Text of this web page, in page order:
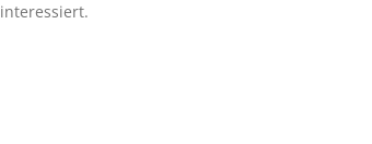
interessiert.